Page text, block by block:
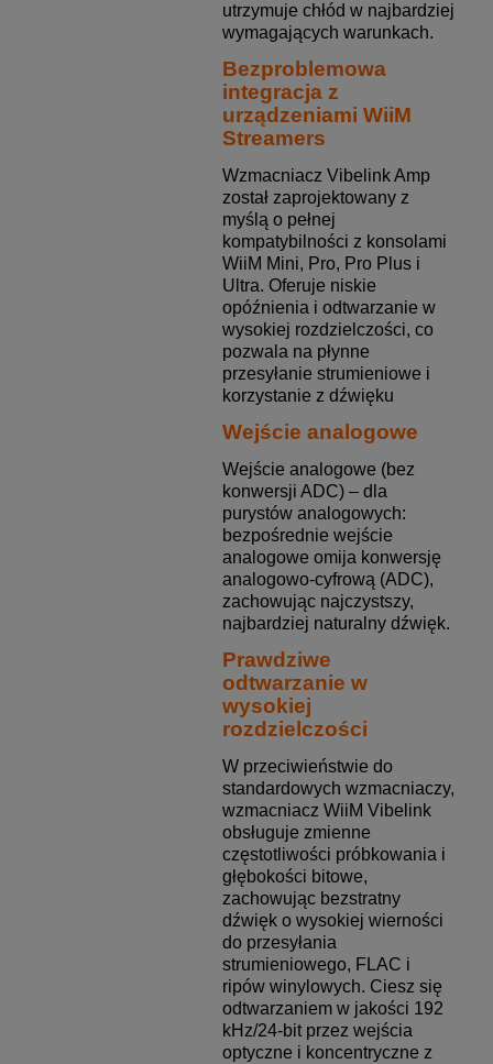
utrzymuje chłód w najbardziej
wymagających warunkach.
Bezproblemowa
integracja z
urządzeniami WiiM
Streamers
Wzmacniacz Vibelink Amp
został zaprojektowany z
myślą o pełnej
kompatybilności z konsolami
WiiM Mini, Pro, Pro Plus i
Ultra. Oferuje niskie
opóźnienia i odtwarzanie w
wysokiej rozdzielczości, co
pozwala na płynne
przesyłanie strumieniowe i
korzystanie z dźwięku
Wejście analogowe
Wejście analogowe (bez
konwersji ADC) – dla
purystów analogowych:
bezpośrednie wejście
analogowe omija konwersję
analogowo-cyfrową (ADC),
zachowując najczystszy,
najbardziej naturalny dźwięk.
Prawdziwe
odtwarzanie w
wysokiej
rozdzielczości
W przeciwieństwie do
standardowych wzmacniaczy,
wzmacniacz WiiM Vibelink
obsługuje zmienne
częstotliwości próbkowania i
głębokości bitowe,
zachowując bezstratny
dźwięk o wysokiej wierności
do przesyłania
strumieniowego, FLAC i
ripów winylowych. Ciesz się
odtwarzaniem w jakości 192
kHz/24-bit przez wejścia
optyczne i koncentryczne z